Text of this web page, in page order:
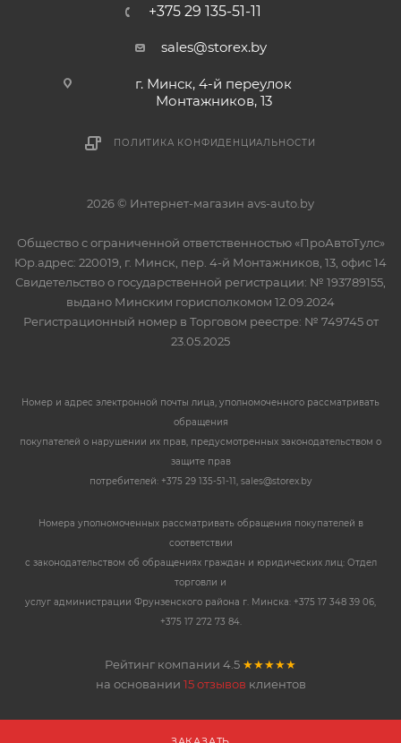
+375 29 135-51-11
sales@storex.by
г. Минск, 4-й переулок
Монтажников, 13
ПОЛИТИКА КОНФИДЕНЦИАЛЬНОСТИ
2026 © Интернет-магазин avs-auto.by
Общество с ограниченной ответственностью «ПроАвтоТулс»
Юр.адрес: 220019, г. Минск, пер. 4-й Монтажников, 13, офис 14
Свидетельство о государственной регистрации: № 193789155,
выдано Минским горисполкомом 12.09.2024
Регистрационный номер в Торговом реестре: № 749745 от
23.05.2025
Номер и адрес электронной почты лица, уполномоченного рассматривать
обращения
покупателей о нарушении их прав, предусмотренных законодательством о
защите прав
потребителей: +375 29 135-51-11, sales@storex.by
Номера уполномоченных рассматривать обращения покупателей в
соответствии
с законодательством об обращениях граждан и юридических лиц: Отдел
торговли и
услуг администрации Фрунзенского района г. Минска: +375 17 348 39 06,
+375 17 272 73 84.
Рейтинг компании 4.5 ★★★★★
на основании 15 отзывов клиентов